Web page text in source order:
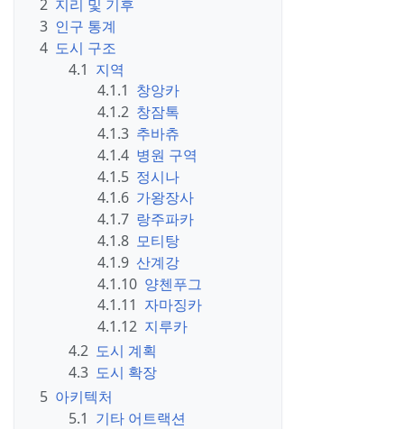
2 지리 및 기후
3 인구 통계
4 도시 구조
4.1 지역
4.1.1 창앙카
4.1.2 창잠톡
4.1.3 추바츄
4.1.4 병원 구역
4.1.5 정시나
4.1.6 가왕장사
4.1.7 랑주파카
4.1.8 모티탕
4.1.9 산계강
4.1.10 양첸푸그
4.1.11 자마징카
4.1.12 지루카
4.2 도시 계획
4.3 도시 확장
5 아키텍처
5.1 기타 어트랙션